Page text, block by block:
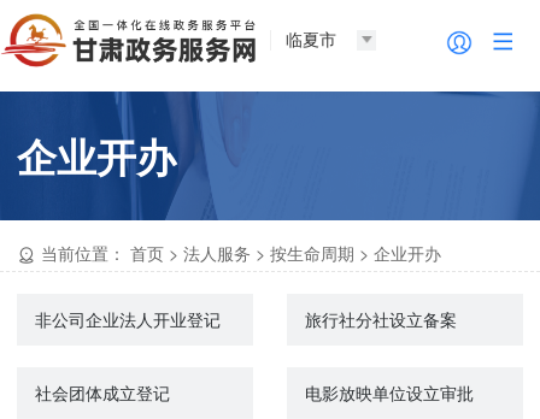
临夏市
企业开办
当前位置： 首页 >法人服务 >按生命周期 >企业开办
非公司企业法人开业登记 旅行社分社设立备案
社会团体成立登记 电影放映单位设立审批